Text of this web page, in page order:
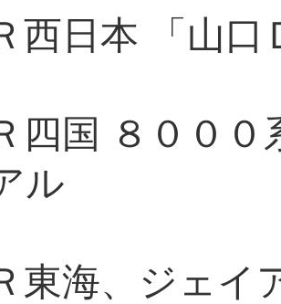
西日本 「山
四国 ８００
ル
東海、ジェイ